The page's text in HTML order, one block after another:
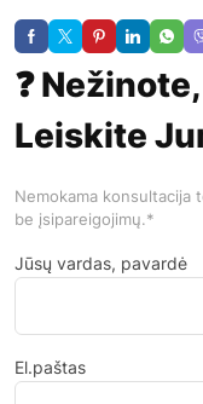
❓
Leiskite
Nemokama konsultacija
be įsipareigojimų.*
Jūsų vardas, pavardė
El.paštas